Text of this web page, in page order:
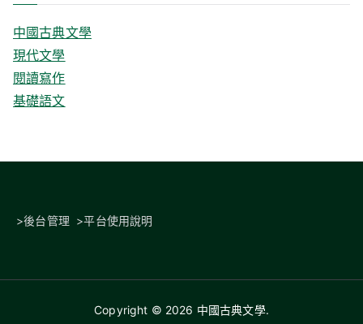
中國古典文學
現代文學
閱讀寫作
基礎語文
>後台管理 >平台使用說明
Copyright © 2026 中國古典文學.